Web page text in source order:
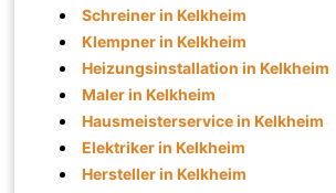
Schreiner in Kelkheim
Klempner in Kelkheim
Heizungsinstallation in Kelkheim
Maler in Kelkheim
Hausmeisterservice in Kelkheim
Elektriker in Kelkheim
Hersteller in Kelkheim